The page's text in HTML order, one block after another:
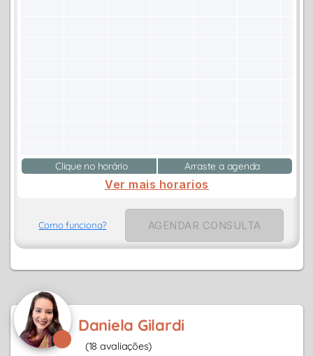
Clique no horário Arraste a agenda
Ver mais horarios
Como funciona? AGENDAR CONSULTA
Daniela Gilardi
(18 avaliações)